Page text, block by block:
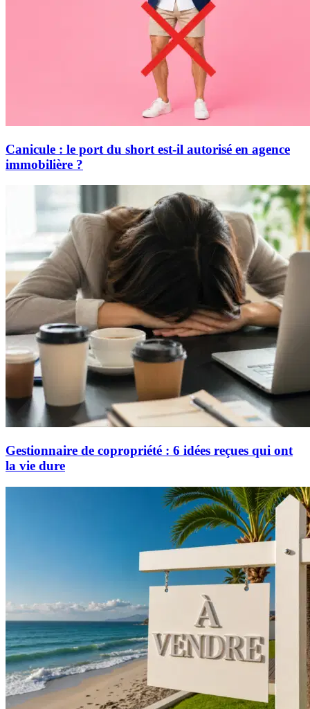
Canicule : le port du short est-il autorisé en agence
immobilière ?
Gestionnaire de copropriété : 6 idées reçues qui ont
la vie dure